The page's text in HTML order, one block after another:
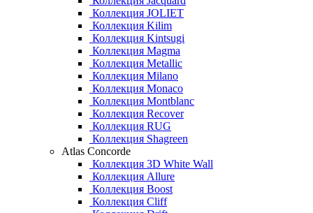
Коллекция JOLIET
Коллекция Kilim
Коллекция Kintsugi
Коллекция Magma
Коллекция Metallic
Коллекция Milano
Коллекция Monaco
Коллекция Montblanc
Коллекция Recover
Коллекция RUG
Коллекция Shagreen
Atlas Concorde
Коллекция 3D White Wall
Коллекция Allure
Коллекция Boost
Коллекция Cliff